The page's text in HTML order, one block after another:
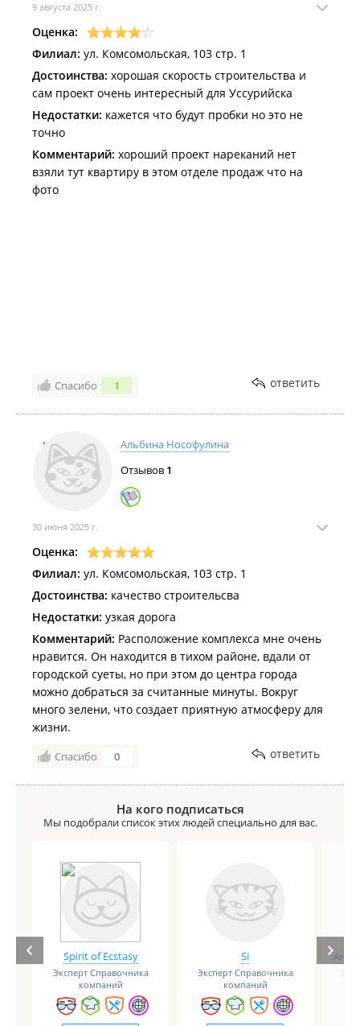
9 августа 2025 г.
Оценка:
Филиал: ул. Комсомольская, 103 стр. 1
Достоинства: хорошая скорость строительства и
сам проект очень интересный для Уссурийска
Недостатки: кажется что будут пробки но это не
точно
Комментарий: хороший проект нареканий нет
взяли тут квартиру в этом отделе продаж что на
фото
Спасибо 1 ответить
Альбина Нософулина
Отзывов 1
30 июня 2025 г.
Оценка:
Филиал: ул. Комсомольская, 103 стр. 1
Достоинства: качество строительсва
Недостатки: узкая дорога
Комментарий: Расположение комплекса мне очень
нравится. Он находится в тихом районе, вдали от
городской суеты, но при этом до центра города
можно добраться за считанные минуты. Вокруг
много зелени, что создает приятную атмосферу для
жизни.
Спасибо 0 ответить
На кого подписаться
Мы подобрали список этих людей специально для вас.
Spirit of Ecstasy
Эксперт Справочника
компаний
Si
Эксперт Справочника
компаний